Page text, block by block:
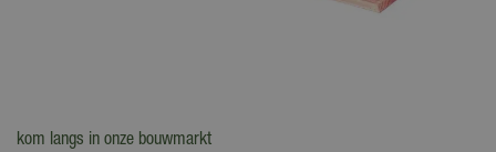
kom langs in onze bouwmarkt